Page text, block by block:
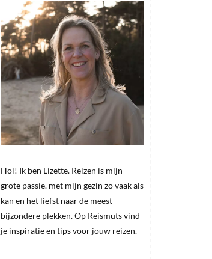
Hoi! Ik ben Lizette. Reizen is mijn
grote passie. met mijn gezin zo vaak als
kan en het liefst naar de meest
bijzondere plekken. Op Reismuts vind
je inspiratie en tips voor jouw reizen.